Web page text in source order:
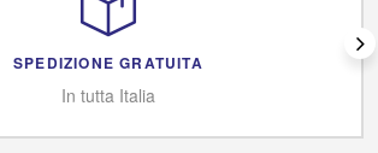
SPEDIZIONE GRATUITA
In tutta Italia